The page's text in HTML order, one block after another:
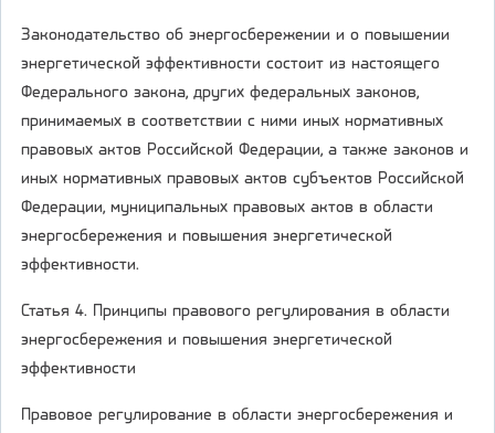
Законодательство об энергосбережении и о повышении
энергетической эффективности состоит из настоящего
Федерального закона, других федеральных законов,
принимаемых в соответствии с ними иных нормативных
правовых актов Российской Федерации, а также законов и
иных нормативных правовых актов субъектов Российской
Федерации, муниципальных правовых актов в области
энергосбережения и повышения энергетической
эффективности.
Статья 4. Принципы правового регулирования в области
энергосбережения и повышения энергетической
эффективности
Правовое регулирование в области энергосбережения и